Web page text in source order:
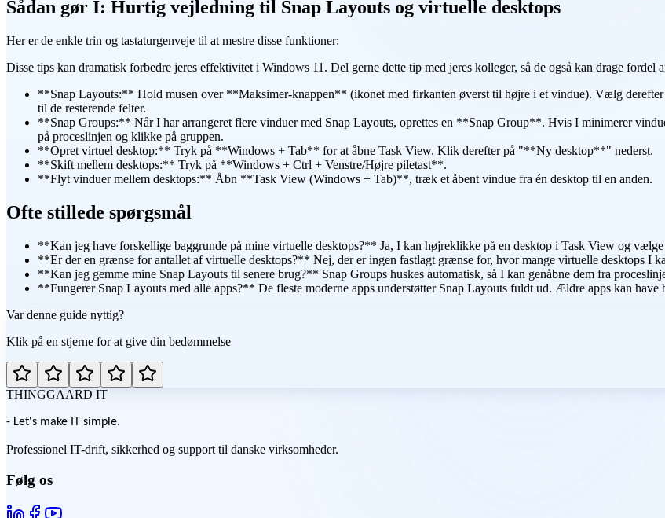
Sådan gør I: Hurtig vejledning til Snap Layouts og virtuelle desktops
Her er de enkle trin og tastaturgenveje til at mestre disse funktioner:
Disse tips kan dramatisk forbedre jeres effektivitet i Windows 11. Del gerne dette tip med jeres kolleger, så de også kan drage fordel
**Snap Layouts:** Hold musen over **Maksimer-knappen** (ikonet med firkanten øverst til højre i et vindue). Vælg derefter
til de resterende felter.
**Snap Groups:** Når I har arrangeret flere vinduer med Snap Layouts, oprettes en **Snap Group**. Hvis I minimerer
på proceslinjen og klikke på gruppen.
**Opret virtuel desktop:** Tryk på **Windows + Tab** for at åbne Task View. Klik derefter på "**Ny desktop**" nederst.
**Skift mellem desktops:** Tryk på **Windows + Ctrl + Venstre/Højre piletast**.
**Flyt vinduer mellem desktops:** Åbn **Task View (Windows + Tab)**, træk et åbent vindue fra én desktop til en anden.
Ofte stillede spørgsmål
**Kan jeg have forskellige baggrunde på mine virtuelle desktops?** Ja, I kan højreklikke på en desktop i Task View og
**Er der en grænse for antallet af virtuelle desktops?** Nej, der er ingen fastlagt grænse for, hvor mange virtuelle desktops I
**Kan jeg gemme mine Snap Layouts til senere brug?** Snap Groups huskes automatisk, så I kan genåbne dem fra
**Fungerer Snap Layouts med alle apps?** De fleste moderne apps understøtter Snap Layouts fuldt ud. Ældre apps kan have
Var denne guide nyttig?
Klik på en stjerne for at give din bedømmelse
THINGGAARD IT
- Let's make IT simple.
Professionel IT-drift, sikkerhed og support til danske virksomheder.
Følg os